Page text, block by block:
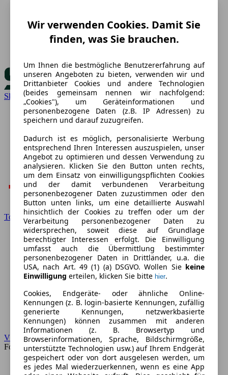
Skoda
Toyota
VW
Forum
Wir verwenden Cookies. Damit Sie
finden, was Sie brauchen.
Um Ihnen die bestmögliche Benutzererfahrung auf
unseren Angeboten zu bieten, verwenden wir und
Drittanbieter Cookies und andere Technologien
(beides gemeinsam nennen wir nachfolgend:
„Cookies"), um Geräteinformationen und
personenbezogene Daten (z.B. IP Adressen) zu
speichern und darauf zuzugreifen.
Dadurch ist es möglich, personalisierte Werbung
entsprechend Ihren Interessen auszuspielen, unser
Angebot zu optimieren und dessen Verwendung zu
analysieren. Klicken Sie den Button unten rechts,
um dem Einsatz von einwilligungspflichten Cookies
und der damit verbundenen Verarbeitung
personenbezogener Daten zuzustimmen oder den
Button unten links, um eine detaillierte Auswahl
hinsichtlich der Cookies zu treffen oder um der
Verarbeitung personenbezogener Daten zu
widersprechen, soweit diese auf Grundlage
berechtigter Interessen erfolgt. Die Einwilligung
umfasst auch die Übermittlung bestimmter
personenbezogener Daten in Drittländer, u.a. die
USA, nach Art. 49 (1) (a) DSGVO. Wollen Sie keine
Einwilligung erteilen, klicken Sie bitte hier.
Cookies, Endgeräte- oder ähnliche Online-
Kennungen (z. B. login-basierte Kennungen, zufällig
generierte Kennungen, netzwerkbasierte
Kennungen) können zusammen mit anderen
Informationen (z. B. Browsertyp und
Browserinformationen, Sprache, Bildschirmgröße,
unterstützte Technologien usw.) auf Ihrem Endgerät
gespeichert oder von dort ausgelesen werden, um
es jedes Mal wiederzuerkennen, wenn es eine App